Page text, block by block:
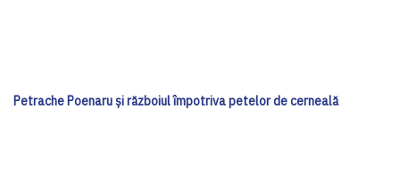
Petrache Poenaru și războiul împotriva petelor de cerneală